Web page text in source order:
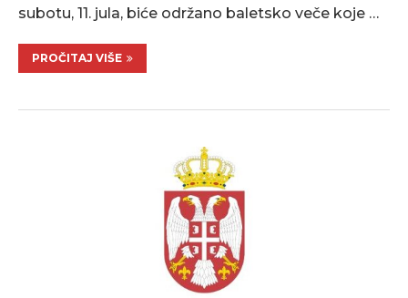
subotu, 11. jula, biće održano baletsko veče koje …
PROČITAJ VIŠE